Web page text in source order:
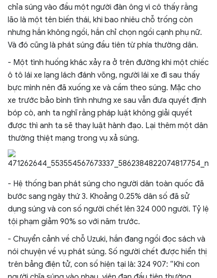
chỉa súng vào đầu một người đàn ông vì cô thấy rằng
lão là một tên biến thái, khi bao nhiêu chỗ trống còn
nhưng hắn không ngồi, hắn chỉ chọn ngồi cạnh phụ nữ.
Và đó cũng là phát súng đầu tiên từ phía thường dân.
- Một tình huống khác xảy ra ở trên đường khi một chiếc
ô tô lái xe lạng lách đánh võng, người lái xe đi sau thấy
bực mình nên đã xuống xe và cầm theo súng. Mặc cho
xe trước bảo bình tĩnh nhưng xe sau vẫn đưa quyết định
bóp cò, anh ta nghĩ rằng pháp luật không giải quyết
được thì anh ta sẽ thay luật hành đạo. Lại thêm một dân
thường thiệt mạng trong vụ xả súng.
- Hệ thống ban phát súng cho người dân toàn quốc đã
bước sang ngày thứ 3. Khoảng 0.25% dân số đã sử
dụng súng và con số người chết lên 324 000 người. Tỷ lệ
tội phạm giảm 90% so với năm trước.
- Chuyển cảnh về chỗ Uzuki, hắn đang ngồi đọc sách và
nói chuyện về vụ phát súng. Số người chết được hiển thị
trên bảng điện tử, con số hiện tại là: 324 907: “Khi con